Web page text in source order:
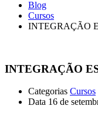
Blog
Cursos
INTEGRAÇÃO
INTEGRAÇÃO
Categorias Cursos
Data 16 de